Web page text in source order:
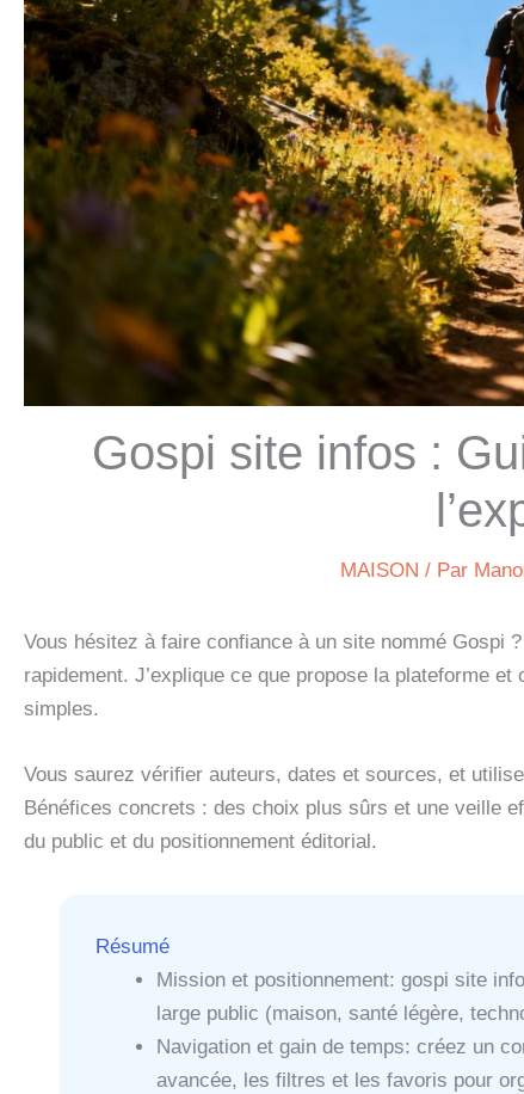
Gospi site infos :
MAISON / Par
Vous hésitez à faire confiance à un site nommé Gospi
rapidement. J’explique ce que propose la plateforme
simples.
Vous saurez vérifier auteurs, dates et sources, et
Bénéfices concrets : des choix plus sûrs et une veille
du public et du positionnement éditorial.
Résumé
Mission et positionnement: gospi site
large public (maison, santé légère,
Navigation et gain de temps: créez un
avancée, les filtres et les favoris pour